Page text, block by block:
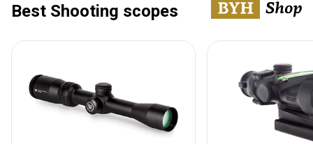
Best Shooting scopes